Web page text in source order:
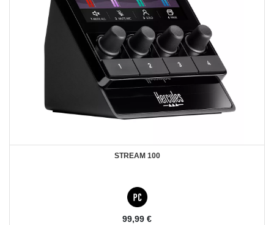
STREAM 100
99,99 €